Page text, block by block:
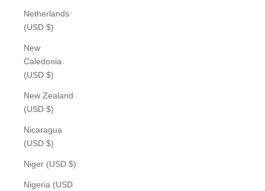
Netherlands
(USD $)
New
Caledonia
(USD $)
New Zealand
(USD $)
Nicaragua
(USD $)
Niger (USD $)
Nigeria (USD